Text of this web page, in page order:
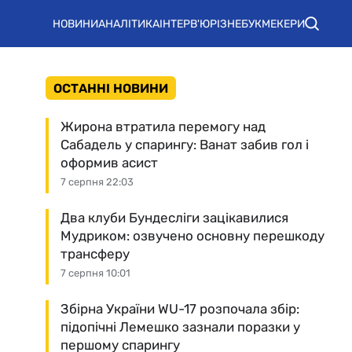
НОВИНИАНАЛІТИКАІНТЕРВ'ЮРІЗНЕБУКМЕКЕРИ
ОСТАННІ НОВИНИ
7 серпня 22:03
Жирона втратила перемогу над
Сабадель у спарингу: Ванат забив гол і
оформив асист
7 серпня 10:01
Два клуби Бундесліги зацікавилися
Мудриком: озвучено основну перешкоду
трансферу
Збірна України WU-17 розпочала збір:
підопічні Лемешко зазнали поразки у
першому спарингу